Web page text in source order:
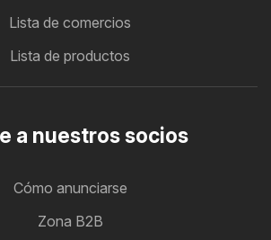
Lista de comercios
Lista de productos
a nuestros socios
Cómo anunciarse
Zona B2B